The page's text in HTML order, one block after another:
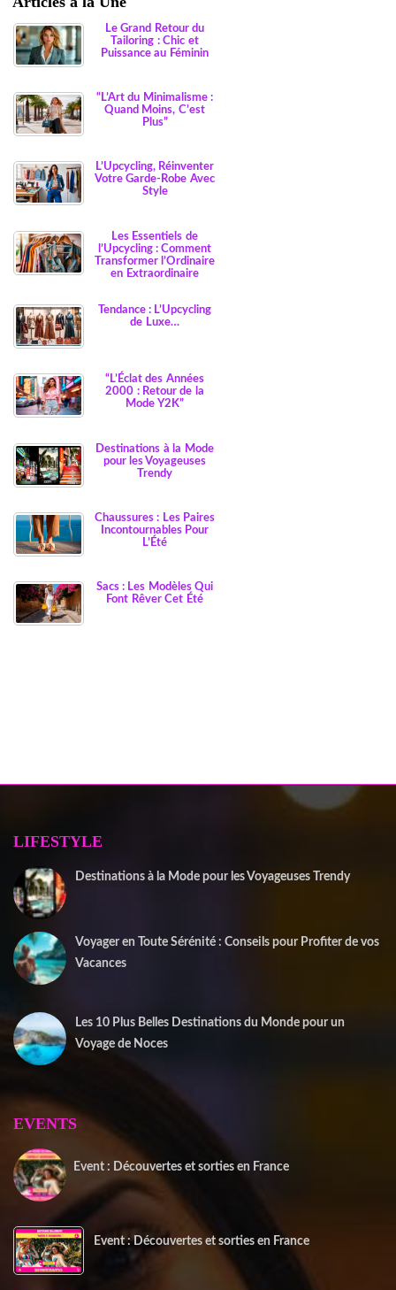
Le Grand Retour du
Tailoring : Chic et
Puissance au Féminin
“L’Art du Minimalisme :
Quand Moins, C’est
Plus”
L’Upcycling, Réinventer
Votre Garde-Robe Avec
Style
Les Essentiels de
l’Upcycling : Comment
Transformer l’Ordinaire
en Extraordinaire
Tendance : L’Upcycling
de Luxe…
“L’Éclat des Années
2000 : Retour de la
Mode Y2K”
Destinations à la Mode
pour les Voyageuses
Trendy
Chaussures : Les Paires
Incontournables Pour
L’Été
Sacs : Les Modèles Qui
Font Rêver Cet Été
LIFESTYLE
Destinations à la Mode pour les Voyageuses Trendy
Voyager en Toute Sérénité : Conseils pour Profiter de vos
Vacances
Les 10 Plus Belles Destinations du Monde pour un
Voyage de Noces
EVENTS
Event : Découvertes et sorties en France
Event : Découvertes et sorties en France